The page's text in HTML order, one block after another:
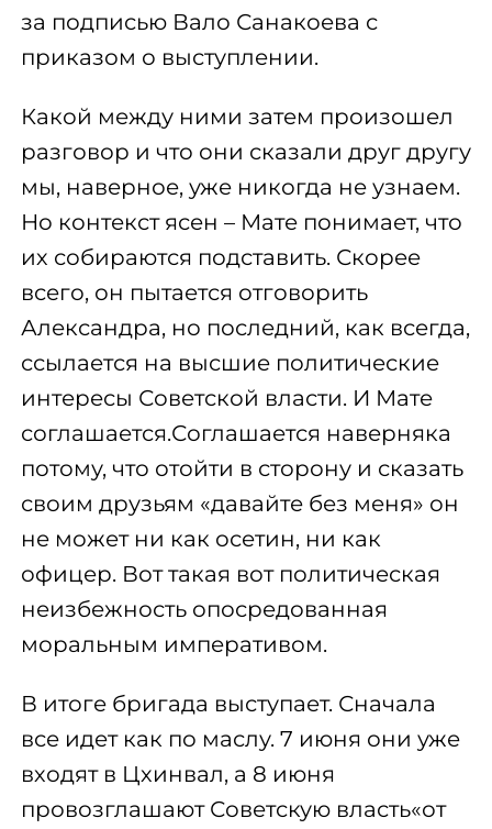
за подписью Вало Санакоева с
приказом о выступлении.
Какой между ними затем произошел
разговор и что они сказали друг другу
мы, наверное, уже никогда не узнаем.
Но контекст ясен – Мате понимает, что
их собираются подставить. Скорее
всего, он пытается отговорить
Александра, но последний, как всегда,
ссылается на высшие политические
интересы Советской власти. И Мате
соглашается.Соглашается наверняка
потому, что отойти в сторону и сказать
своим друзьям «давайте без меня» он
не может ни как осетин, ни как
офицер. Вот такая вот политическая
неизбежность опосредованная
моральным императивом.
В итоге бригада выступает. Сначала
все идет как по маслу. 7 июня они уже
входят в Цхинвал, а 8 июня
провозглашают Советскую власть«от